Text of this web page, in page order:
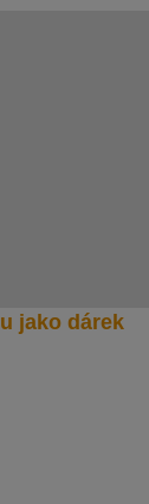
jako dárek